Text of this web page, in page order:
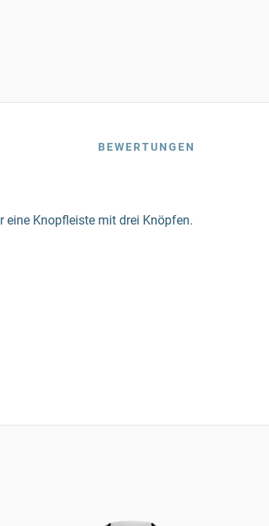
BEWERTUNGEN
eine Knopfleiste mit drei Knöpfen.